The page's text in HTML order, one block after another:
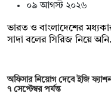
০৯ আগস্ট ২০২৬
ভারত ও বাংলাদেশের
সাদা বলের সিরিজ নিয়ে
অফিসার নিয়োগ দেবে ইজি
৭ সেপ্টেম্বর পর্যন্ত